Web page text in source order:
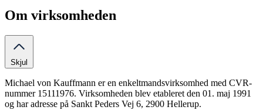
Om virksomheden
Skjul
Michael von Kauffmann er en enkeltmandsvirksomhed med CVR-
nummer 15111976. Virksomheden blev etableret den 01. maj 1991
og har adresse på Sankt Peders Vej 6, 2900 Hellerup.